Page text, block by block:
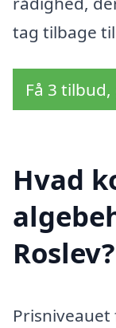
tag tilbage
Få 3
Hvad
Roslev?